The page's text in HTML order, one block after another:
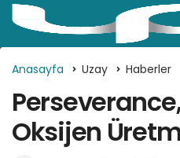
Anasayfa Uzay Haberler
Oksijen